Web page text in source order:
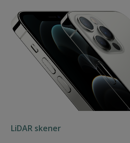
LiDAR skener